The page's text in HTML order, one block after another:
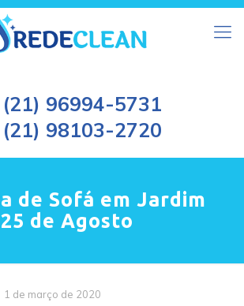
(21) 96994-5731
(21) 98103-2720
de Sofá em Jardim
25 de Agosto
1 de março de 2020